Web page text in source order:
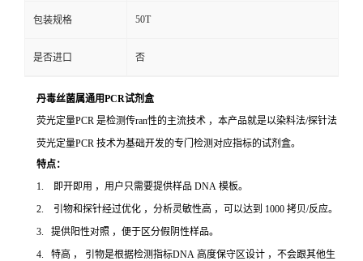
包装规格 50T
是否进口 否
丹毒丝菌属通用PCR试剂盒
荧光定量PCR 是检测传ran性的主流技术 ，本产品就是以染料法/探针法
荧光定量PCR 技术为基础开发的专门检测对应指标的试剂盒。
特点：
1. 即开即用 ，用户只需要提供样品 DNA 模板。
2. 引物和探针经过优化 ，分析灵敏性高 ，可以达到 1000 拷贝/反应。
3. 提供阳性对照 ，便于区分假阴性样品。
4. 特高 ， 引物是根据检测指标DNA 高度保守区设计 ，不会跟其他生